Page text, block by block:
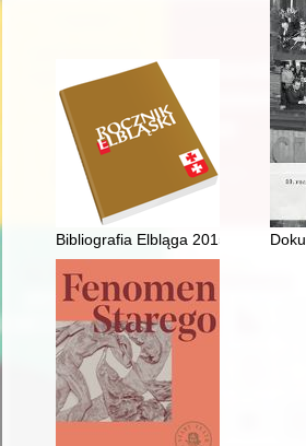
Bibliografia Elbląga 2015-2020